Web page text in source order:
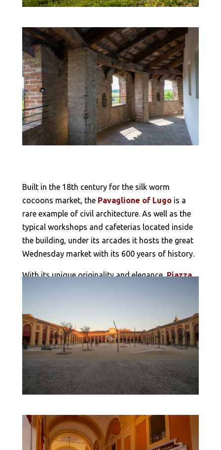
Built in the 18th century for the silk worm
cocoons market, the Pavaglione of Lugois a
rare example of civil architecture. As well as the
typical workshops and cafeterias located inside
the building, under its arcades it hosts the great
Wednesday market with its 600 years of history.
With its unique originality and elegance,Piazza
location of butcheries and fishmongers, today
with its taverns it is a recreational and romantic
place.